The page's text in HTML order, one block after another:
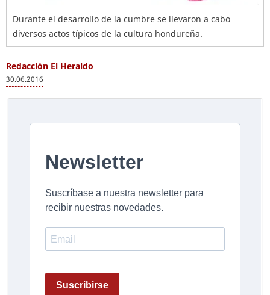
Durante el desarrollo de la cumbre se llevaron a cabo
diversos actos típicos de la cultura hondureña.
Redacción El Heraldo
30.06.2016